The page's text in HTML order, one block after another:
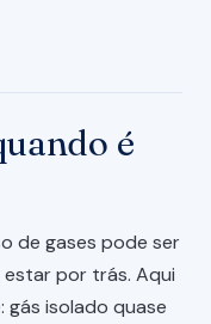
é
de gases pode ser
estar por trás. Aqui
gás isolado quase